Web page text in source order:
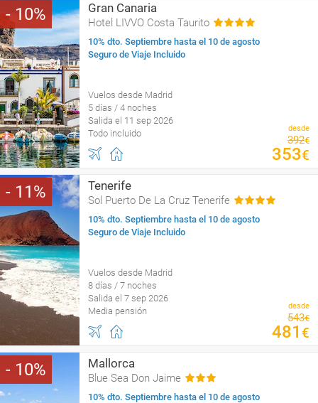
10 Gran Canaria
Hotel LIVVO Costa Taurito
10% dto. Septiembre hasta el 10 de agosto
Seguro de Viaje Incluido
Vuelos desde Madrid
5 días / 4 noches
Salida el 11 sep 2026
Todo incluido
desde
392€
353€
11 Tenerife
Sol Puerto De La Cruz Tenerife
10% dto. Septiembre hasta el 10 de agosto
Seguro de Viaje Incluido
Vuelos desde Madrid
8 días / 7 noches
Salida el 7 sep 2026
Media pensión
desde
543€
481 €
10 Mallorca
Blue Sea Don Jaime
10% dto. Septiembre hasta el 10 de agosto